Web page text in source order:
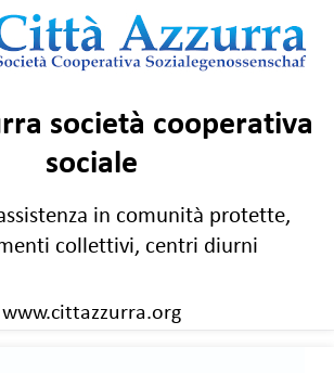
società cooperativa
sociale
in comunità protette,
collettivi, centri diurni
www.cittazzurra.org